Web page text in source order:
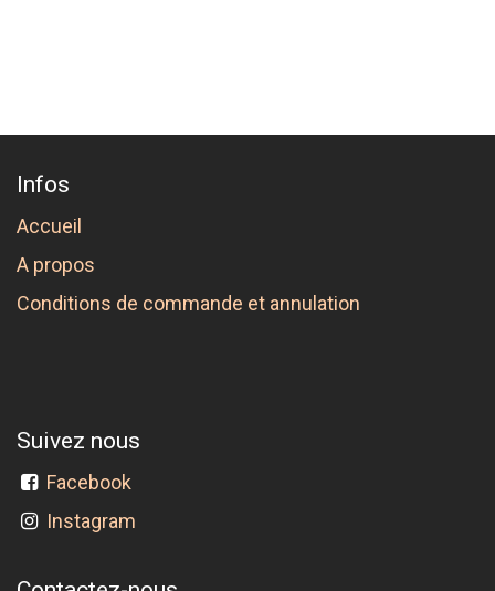
Infos
Accueil
A propos
Conditions de commande et annulation
Suivez nous
Facebook
Instagram